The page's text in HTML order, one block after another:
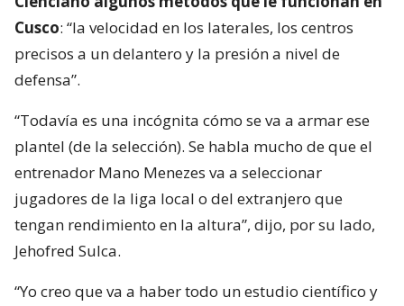
Cusco: “la velocidad en los laterales, los centros
precisos a un delantero y la presión a nivel de
defensa”.
“Todavía es una incógnita cómo se va a armar ese
plantel (de la selección). Se habla mucho de que el
entrenador Mano Menezes va a seleccionar
jugadores de la liga local o del extranjero que
tengan rendimiento en la altura”, dijo, por su lado,
Jehofred Sulca.
“Yo creo que va a haber todo un estudio científico y